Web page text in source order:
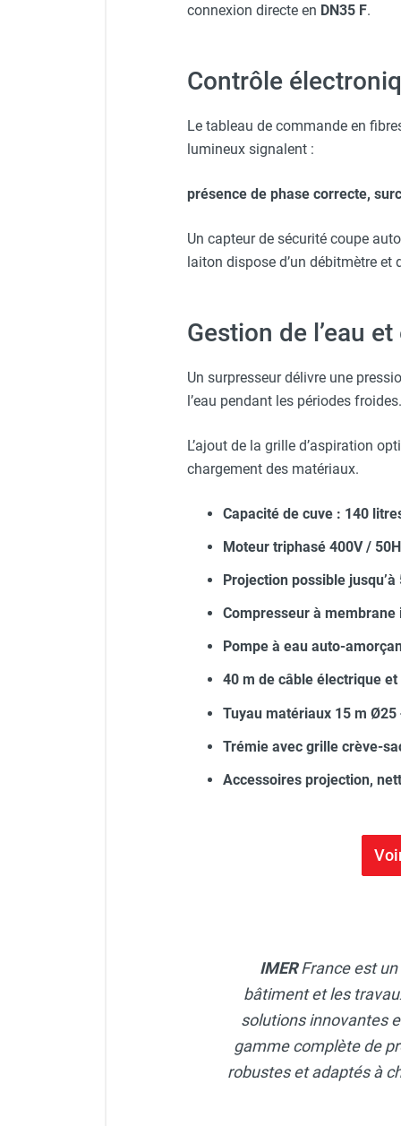
connexion directe en DN35 F.
Contrôle
Le tableau de commande en
lumineux signalent :
présence de phase correcte,
Un capteur de sécurité coupe
laiton dispose d’un débitmètre et
Gestion de l’eau
Un surpresseur délivre une
l’eau pendant les périodes froides.
L’ajout de la grille d’aspiration
chargement des matériaux.
Capacité de cuve : 140
Moteur triphasé 400V /
Projection possible jusqu’à
Compresseur à membrane
Pompe à eau auto-
40 m de câble électrique et
Tuyau matériaux 15 m
Trémie avec grille crève-
Accessoires projection,
IMERFrance est
bâtiment et les
solutions innovantes
gamme complète de
robustes et adaptés à